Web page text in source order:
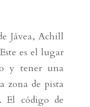
Jávea, Achill
es el lugar
y tener una
zona de pista
El código de